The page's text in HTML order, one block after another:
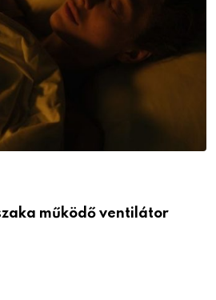
működő ventilátor